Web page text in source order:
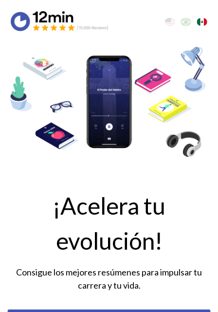
¡Acelera tu
evolución!
Consigue los mejores resúmenes para impulsar tu
carrera y tu vida.